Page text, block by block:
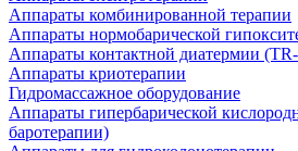
Аппараты комбинированной терапии
Аппараты нормобарической
Аппараты контактной диатермии
Аппараты криотерапии
Гидромассажное оборудование
Аппараты гипербарической
баротерапии)